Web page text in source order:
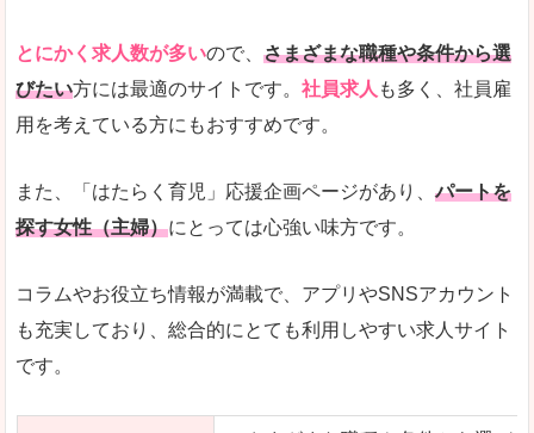
とにかく求人数が多いので、 さまざまな職種や条件から選
びたい方には最適のサイトです。 社員求人 も多く、社員雇
用を考えている方にもおすすめです。
また、「はたらく育児」応援企画ページがあり、パートを
探す女性（主婦）にとっては心強い味方です。
コラムやお役立ち情報が満載で、アプリやSNSアカウント
も充実しており、総合的にとても利用しやすい求人サイト
です。